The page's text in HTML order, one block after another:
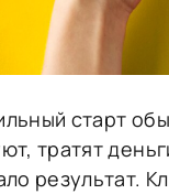
старт
тратят
результат.